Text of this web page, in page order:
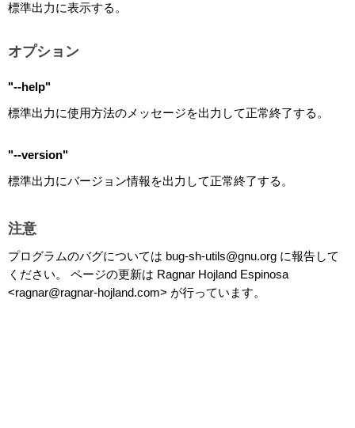
標準出力に表示する。
オプション
"--help"
標準出力に使用方法のメッセージを出力して正常終了する。
"--version"
標準出力にバージョン情報を出力して正常終了する。
注意
プログラムのバグについては bug-sh-utils@gnu.org に報告して
ください。 ページの更新は Ragnar Hojland Espinosa
<ragnar@ragnar-hojland.com> が行っています。